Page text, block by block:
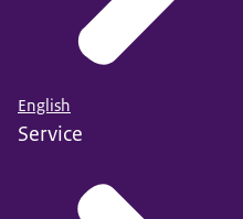
Eerst ging ze lekker op
moet ze elke dag met
Dat betekent dat ze
Tot grote ergernis van
English
Service